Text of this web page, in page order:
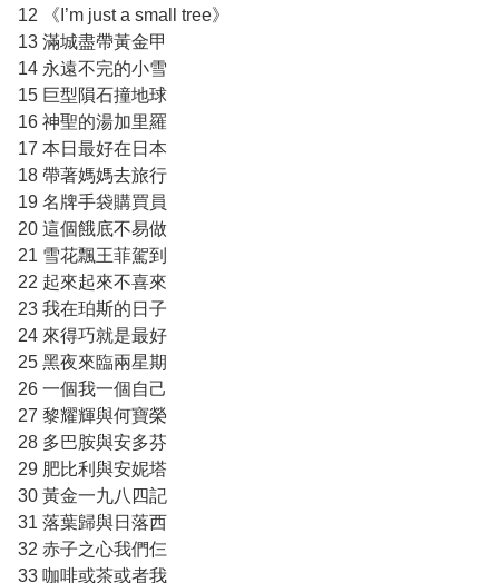
12 《I’m just a small tree》
13 滿城盡帶黃金甲
14 永遠不完的小雪
15 巨型隕石撞地球
16 神聖的湯加里羅
17 本日最好在日本
18 帶著媽媽去旅行
19 名牌手袋購買員
20 這個餓底不易做
21 雪花飄王菲駕到
22 起來起來不喜來
23 我在珀斯的日子
24 來得巧就是最好
25 黑夜來臨兩星期
26 一個我一個自己
27 黎耀輝與何寶榮
28 多巴胺與安多芬
29 肥比利與安妮塔
30 黃金一九八四記
31 落葉歸與日落西
32 赤子之心我們仨
33 咖啡或茶或者我